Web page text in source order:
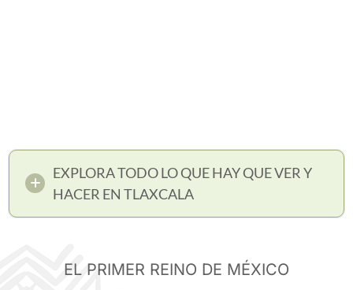
EXPLORA TODO LO QUE HAY QUE VER Y
HACER EN TLAXCALA
EL PRIMER REINO DE MÉXICO